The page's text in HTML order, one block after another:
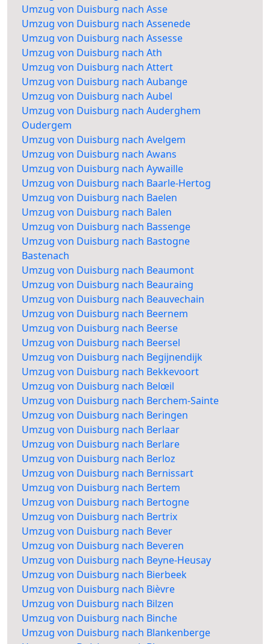
Umzug von Duisburg nach Asse
Umzug von Duisburg nach Assenede
Umzug von Duisburg nach Assesse
Umzug von Duisburg nach Ath
Umzug von Duisburg nach Attert
Umzug von Duisburg nach Aubange
Umzug von Duisburg nach Aubel
Umzug von Duisburg nach Auderghem
Oudergem
Umzug von Duisburg nach Avelgem
Umzug von Duisburg nach Awans
Umzug von Duisburg nach Aywaille
Umzug von Duisburg nach Baarle-Hertog
Umzug von Duisburg nach Baelen
Umzug von Duisburg nach Balen
Umzug von Duisburg nach Bassenge
Umzug von Duisburg nach Bastogne
Bastenach
Umzug von Duisburg nach Beaumont
Umzug von Duisburg nach Beauraing
Umzug von Duisburg nach Beauvechain
Umzug von Duisburg nach Beernem
Umzug von Duisburg nach Beerse
Umzug von Duisburg nach Beersel
Umzug von Duisburg nach Begijnendijk
Umzug von Duisburg nach Bekkevoort
Umzug von Duisburg nach Belœil
Umzug von Duisburg nach Berchem-Sainte
Umzug von Duisburg nach Beringen
Umzug von Duisburg nach Berlaar
Umzug von Duisburg nach Berlare
Umzug von Duisburg nach Berloz
Umzug von Duisburg nach Bernissart
Umzug von Duisburg nach Bertem
Umzug von Duisburg nach Bertogne
Umzug von Duisburg nach Bertrix
Umzug von Duisburg nach Bever
Umzug von Duisburg nach Beveren
Umzug von Duisburg nach Beyne-Heusay
Umzug von Duisburg nach Bierbeek
Umzug von Duisburg nach Bièvre
Umzug von Duisburg nach Bilzen
Umzug von Duisburg nach Binche
Umzug von Duisburg nach Blankenberge